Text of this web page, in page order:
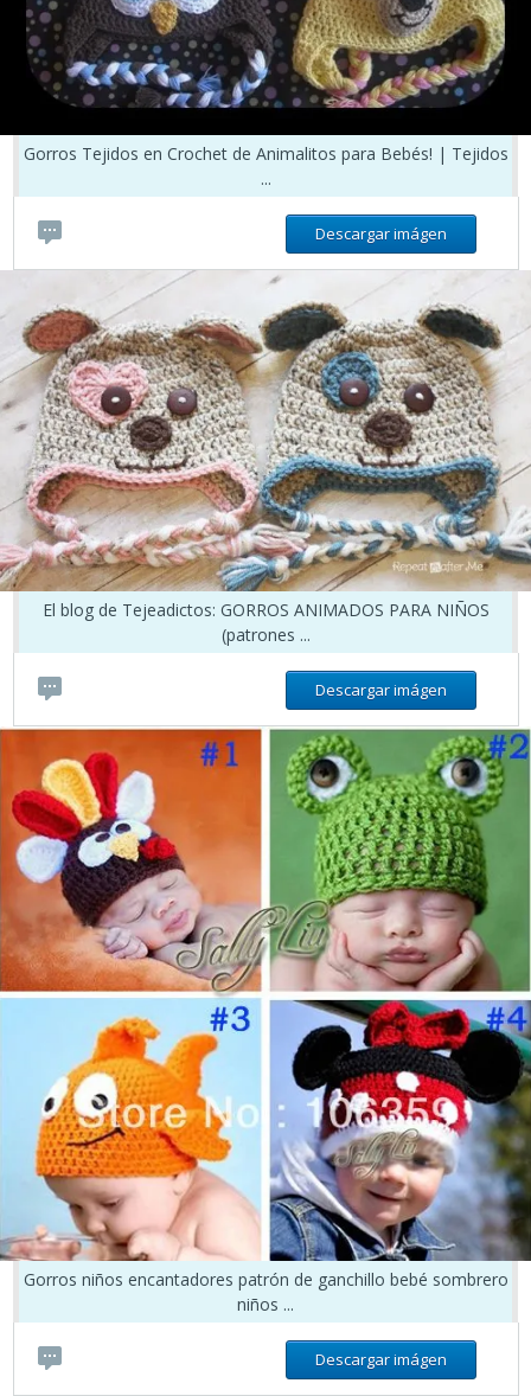
Gorros Tejidos en Crochet de Animalitos para Bebés! | Tejidos
...
Descargar imágen
El blog de Tejeadictos: GORROS ANIMADOS PARA NIÑOS
(patrones ...
Descargar imágen
Gorros niños encantadores patrón de ganchillo bebé sombrero
niños ...
Descargar imágen